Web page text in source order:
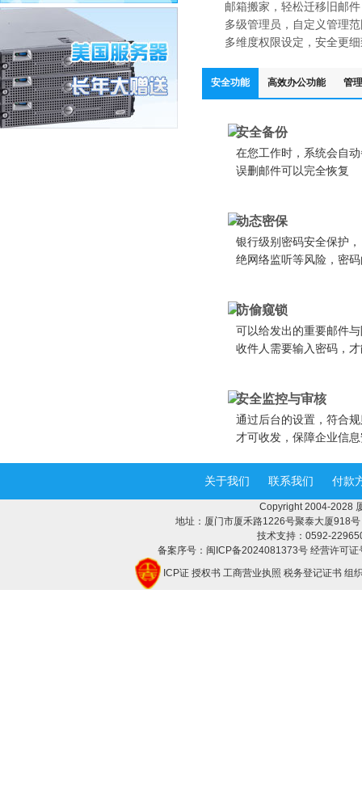
邮箱搬家，轻松迁移旧邮件
多级管理员，自定义管理
多维度权限设定，安全更
安全功能 高效办公功能 管
安全备份
在您工作时，系统会自
误删邮件可以完全恢复
动态密保
银行级别密码安全保护
绝网络监听等风险，密
防偷窥锁
可以给发出的重要邮件
收件人需要输入密码，
安全监控与审核
通过后台的设置，符合
才可收发，保障企业信
关于我们 联系我们 付款
Copyright 2004-2028
地址：厦门市厦禾路1226号聚泰大厦918
技术支持：0592-
备案序号：闽ICP备2024081373号 经营许可
ICP证 授权书 工商营业执照 税务登记证书 组